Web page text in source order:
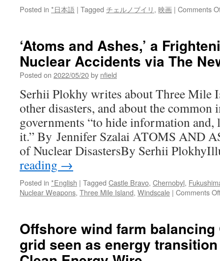
Posted in *日本語 | Tagged チェルノブイリ, 映画 | Comments
‘Atoms and Ashes,’ a
Nuclear Accidents via The
Posted on 2022/05/20by nfield
Serhii Plokhy writes about Three Mile
other disasters, and about the common
governments “to hide information
it.” By Jennifer Szalai ATOMS AND
of Nuclear DisastersBy Serhii
reading →
Posted in *English | Tagged Castle Bravo, Chernobyl,
Nuclear Weapons, Three Mile Island, Windscale | Comments
Offshore wind farm balancing
grid seen as energy